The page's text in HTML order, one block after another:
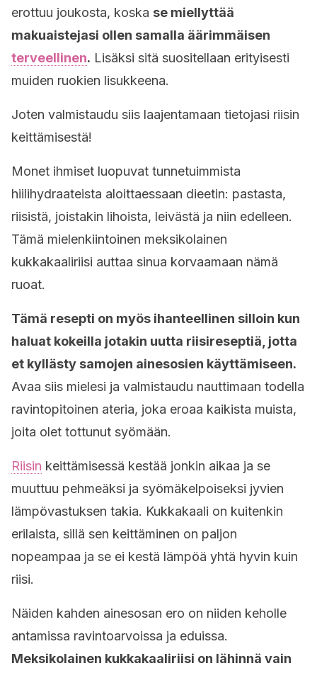
erottuu joukosta, koska se miellyttää
makuaistejasi ollen samalla äärimmäisen
terveellinen. Lisäksi sitä suositellaan erityisesti
muiden ruokien lisukkeena.
Joten valmistaudu siis laajentamaan tietojasi riisin
keittämisestä!
Monet ihmiset luopuvat tunnetuimmista
hiilihydraateista aloittaessaan dieetin: pastasta,
riisistä, joistakin lihoista, leivästä ja niin edelleen.
Tämä mielenkiintoinen meksikolainen
kukkakaaliriisi auttaa sinua korvaamaan nämä
ruoat.
Tämä resepti on myös ihanteellinen silloin kun
haluat kokeilla jotakin uutta riisireseptiä, jotta
et kyllästy samojen ainesosien käyttämiseen.
Avaa siis mielesi ja valmistaudu nauttimaan todella
ravintopitoinen ateria, joka eroaa kaikista muista,
joita olet tottunut syömään.
Riisin keittämisessä kestää jonkin aikaa ja se
muuttuu pehmeäksi ja syömäkelpoiseksi jyvien
lämpövastuksen takia. Kukkakaali on kuitenkin
erilaista, sillä sen keittäminen on paljon
nopeampaa ja se ei kestä lämpöä yhtä hyvin kuin
riisi.
Näiden kahden ainesosan ero on niiden keholle
antamissa ravintoarvoissa ja eduissa.
Meksikolainen kukkakaaliriisi on lähinnä vain